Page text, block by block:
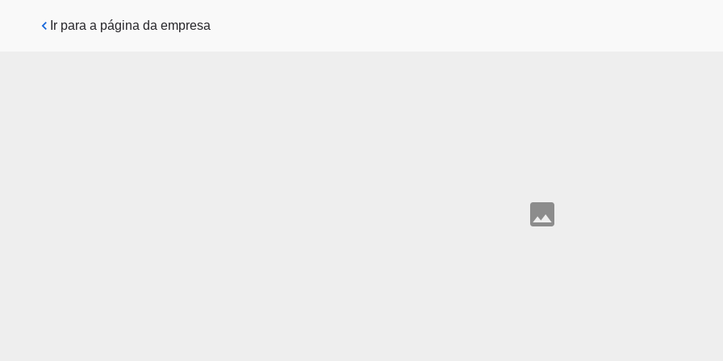
Pular para o conteúdo principal
Ir para a página da empresa